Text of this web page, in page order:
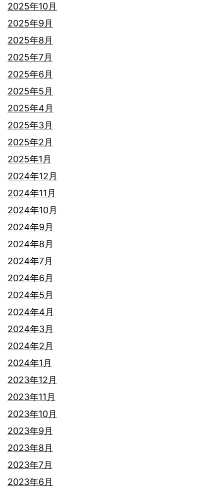
2025年10月
2025年9月
2025年8月
2025年7月
2025年6月
2025年5月
2025年4月
2025年3月
2025年2月
2025年1月
2024年12月
2024年11月
2024年10月
2024年9月
2024年8月
2024年7月
2024年6月
2024年5月
2024年4月
2024年3月
2024年2月
2024年1月
2023年12月
2023年11月
2023年10月
2023年9月
2023年8月
2023年7月
2023年6月